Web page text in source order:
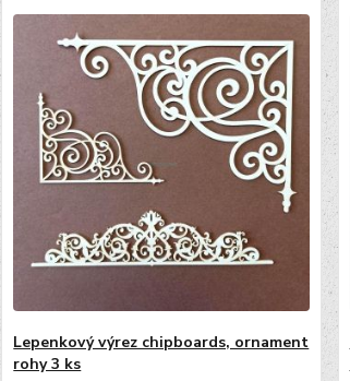
Lepenkový výrez chipboards, ornament
rohy 3 ks